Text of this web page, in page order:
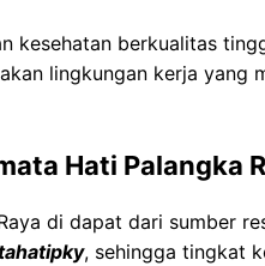
kesehatan berkualitas
lingkungan kerja yang
Hati Palangka
di dapat dari sumber
, sehingga tingkat